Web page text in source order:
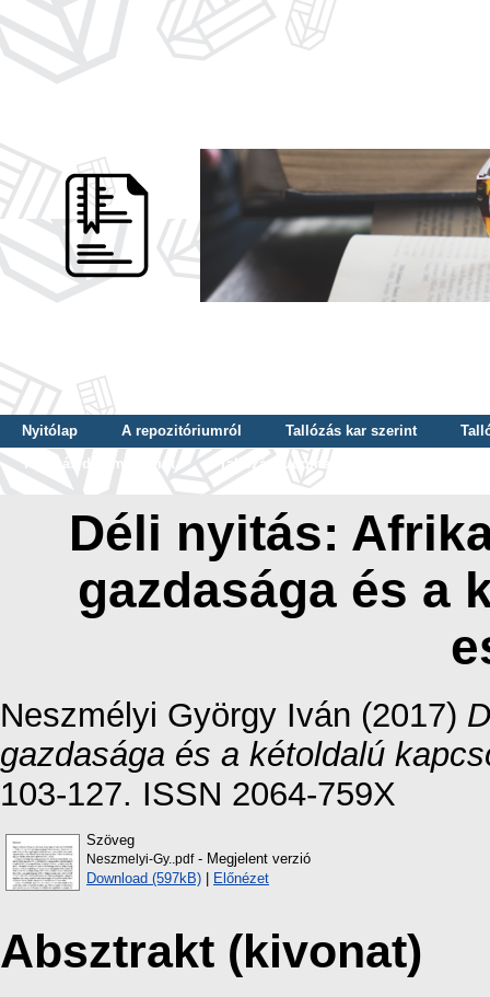
Nyitólap A repozitóriumról Tallózás kar szerint
Tallózás dátum szerint
Tallózás tudományterület szerint
Déli nyitás:
gazdasága és a
Neszmélyi György Iván (2017)
gazdasága és a kétoldalú
103-127. ISSN 2064-759X
Szöveg
Neszmelyi-Gy..pdf- Megjelent verzió
Download (597kB) | Előnézet
Absztrakt (kivonat)